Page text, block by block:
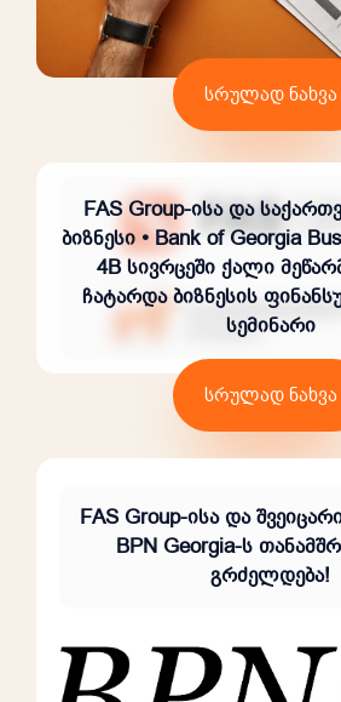
სრულად ნახვა
სრულად ნახვა
FAS Group-ისა და
ბიზნესი • Bank of Georgia
4B სივრცეში ქალი
ჩატარდა ბიზნესის
სემინარი
FAS Group-ისა და
BPN Georgia-ს
გრძელდება!